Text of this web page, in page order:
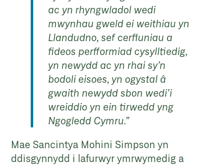
ac yn rhyngwladol wedi
mwynhau gweld ei weithiau yn
Llandudno, sef cerfluniau a
fideos perfformiad cysylltiedig,
yn newydd ac yn rhai sy’n
bodoli eisoes, yn ogystal â
gwaith newydd sbon wedi’i
wreiddio yn ein tirwedd yng
Ngogledd Cymru.”
Mae Sancintya Mohini Simpson yn
ddisgynnydd i lafurwyr ymrwymedig a